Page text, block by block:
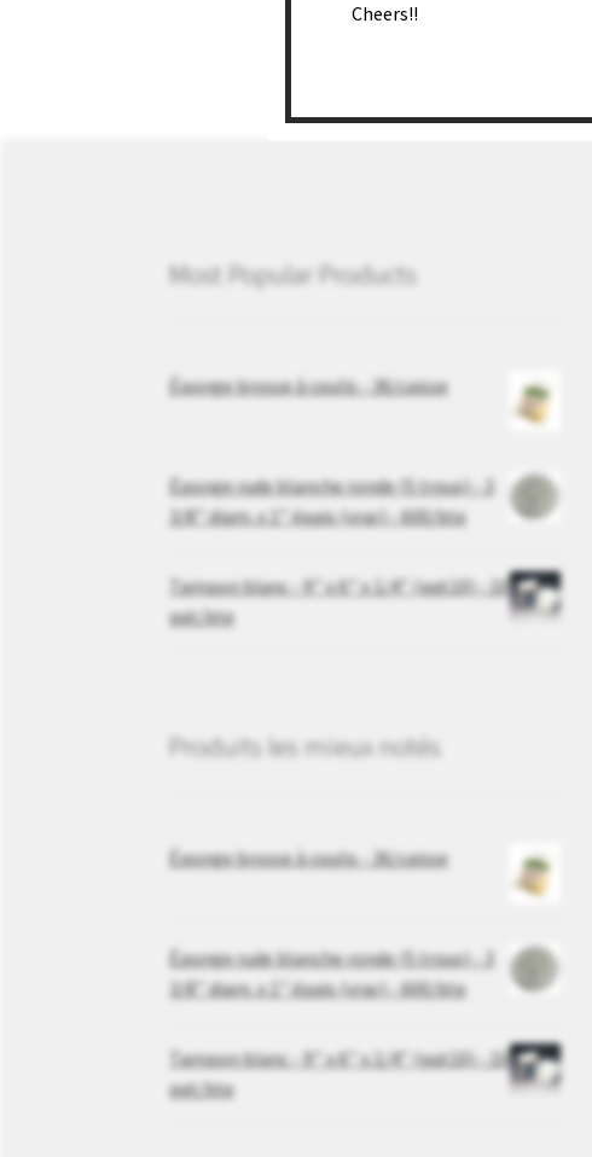
Most Popular Products
Éponge brosse à coulis - 36/caisse
Éponge rude blanche ronde (5 trous) - 3
3/8’’ diam. x 1’’ épais (vrac) - 600/bte
Tampon blanc - 9’’ x 6’’ x 1/4’’ (pqt10) - 10
pqt/bte
Produits les mieux notés
Éponge brosse à coulis - 36/caisse
Éponge rude blanche ronde (5 trous) - 3
3/8’’ diam. x 1’’ épais (vrac) - 600/bte
Tampon blanc - 9’’ x 6’’ x 1/4’’ (pqt10) - 10
pqt/bte
Cheers!!